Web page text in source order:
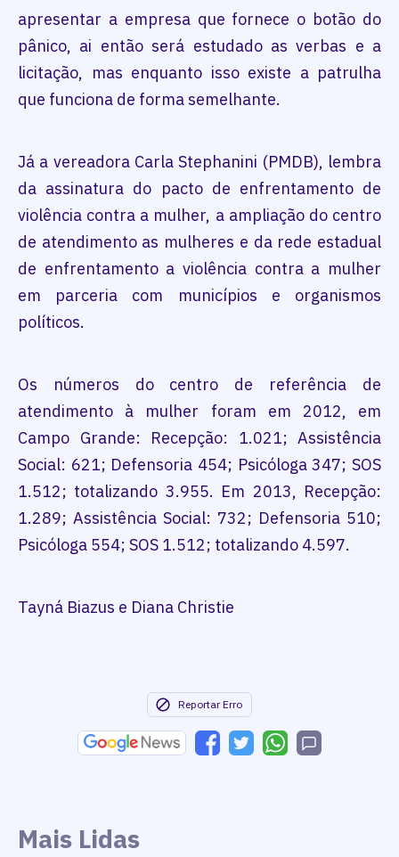
apresentar a empresa que fornece o botão do
pânico, ai então será estudado as verbas e a
licitação, mas enquanto isso existe a patrulha
que funciona de forma semelhante.
Já a vereadora Carla Stephanini (PMDB), lembra
da assinatura do pacto de enfrentamento de
violência contra a mulher, a ampliação do centro
de atendimento as mulheres e da rede estadual
de enfrentamento a violência contra a mulher
em parceria com municípios e organismos
políticos.
Os números do centro de referência de
atendimento à mulher foram em 2012, em
Campo Grande: Recepção: 1.021; Assistência
Social: 621; Defensoria 454; Psicóloga 347; SOS
1.512; totalizando 3.955. Em 2013, Recepção:
1.289; Assistência Social: 732; Defensoria 510;
Psicóloga 554; SOS 1.512; totalizando 4.597.
Tayná Biazus e Diana Christie
Reportar Erro
Mais Lidas